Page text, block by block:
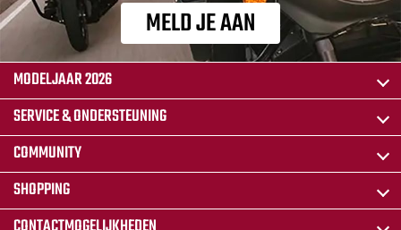
MELD JE AAN
MODELJAAR 2026
SERVICE & ONDERSTEUNING
COMMUNITY
SHOPPING